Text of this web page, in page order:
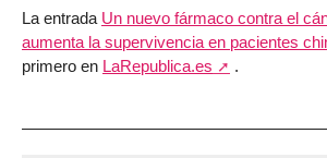
La entrada Un nuevo fármaco contra el
aumenta la supervivencia en pacientes
primero en LaRepublica.es .